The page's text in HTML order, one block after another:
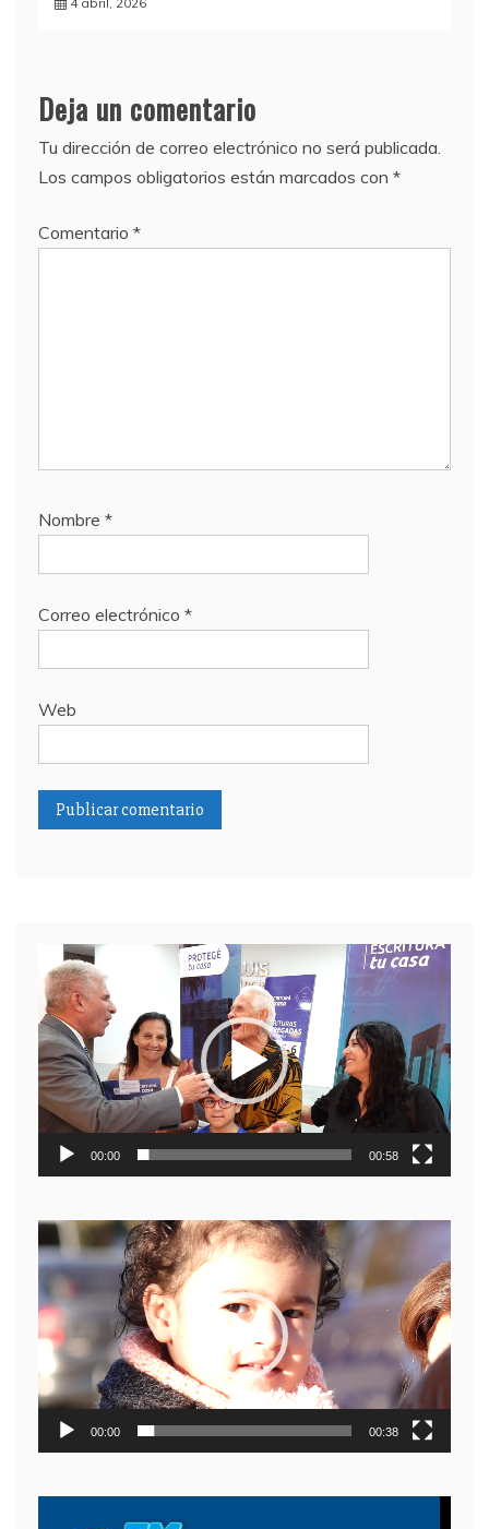
Deja un comentario
Tu dirección de correo electrónico no será publicada.
Los campos obligatorios están marcados con *
Comentario *
Nombre *
Correo electrónico *
Web
Reproductor
de
video
00:00 00:58
Reproductor
de
video
00:00 00:38